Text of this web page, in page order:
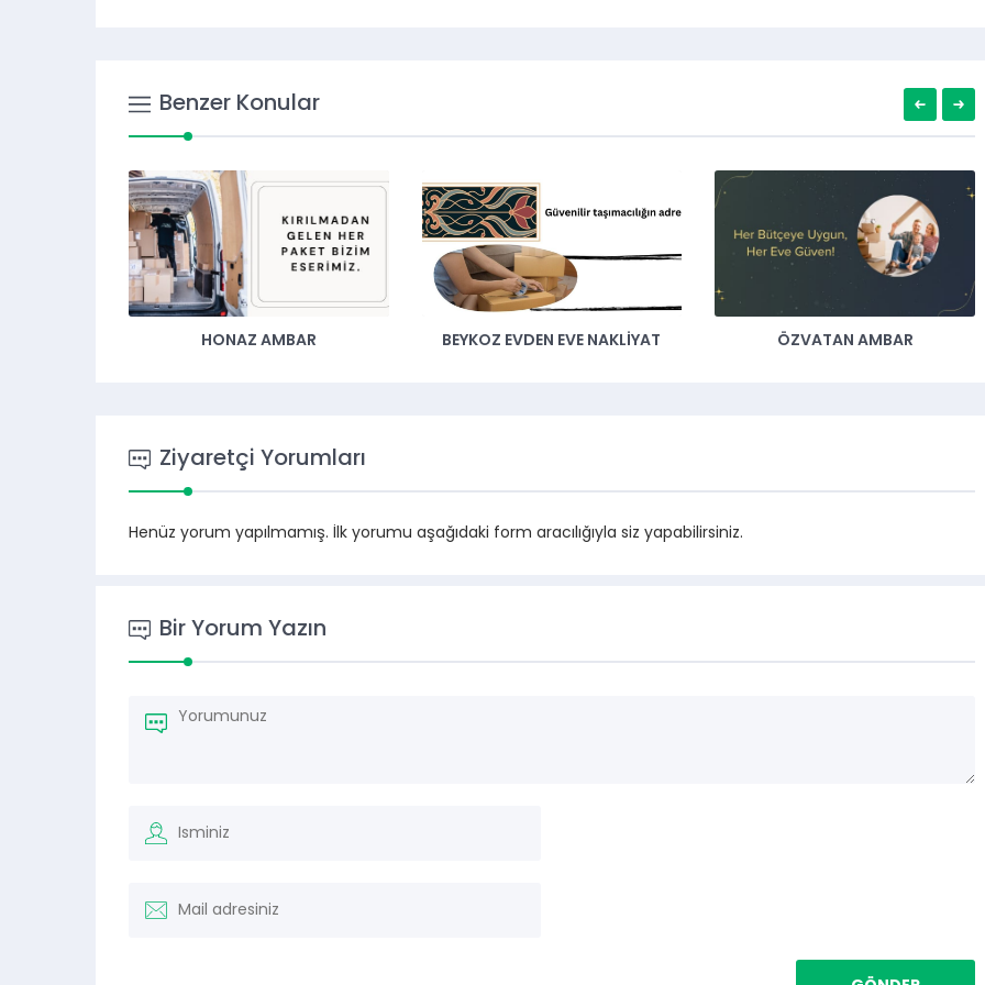
Benzer Konular
BEYKOZ EVDEN EVE NAKLIYAT ÖZVATAN AMBAR KOCAELI EVDEN EVE NAKLIYAT
Ziyaretçi Yorumları
Henüz yorum yapılmamış. İlk yorumu aşağıdaki form aracılığıyla siz yapabilirsiniz.
Bir Yorum Yazın